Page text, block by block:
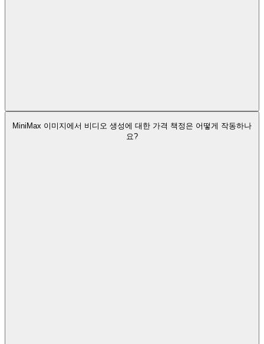
MiniMax 이미지에서 비디오 생성에 대한 가격 책정은 어떻게 작동하나
요?